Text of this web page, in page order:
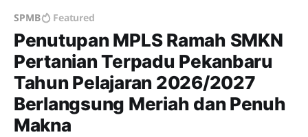
SPMB Featured
Penutupan MPLS Ramah SMKN
Pertanian Terpadu Pekanbaru
Tahun Pelajaran 2026/2027
Berlangsung Meriah dan Penuh
Makna